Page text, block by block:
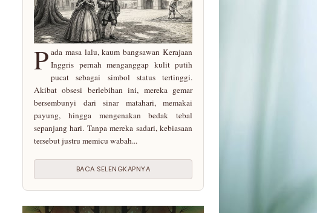
P ada masa lalu, kaum bangsawan Kerajaan
Inggris pernah menganggap kulit putih
pucat sebagai simbol status tertinggi.
Akibat obsesi berlebihan ini, mereka gemar
bersembunyi dari sinar matahari, memakai
payung, hingga mengenakan bedak tebal
sepanjang hari. Tanpa mereka sadari, kebiasaan
tersebut justru memicu wabah...
BACA SELENGKAPNYA